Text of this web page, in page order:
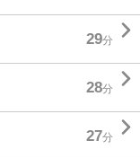
29分 
28分 
27分 